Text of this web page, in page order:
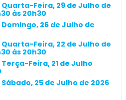
Quarta-Feira, 29 de Julho de
às 20h30
Domingo, 26 de Julho de
Quarta-Feira, 22 de Julho de
às 20h30
Terça-Feira, 21 de Julho
25 de Julho de 2026